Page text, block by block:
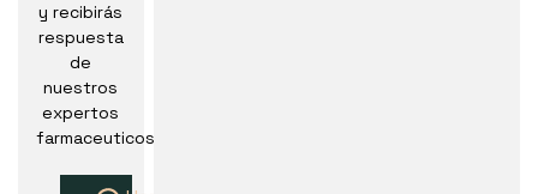
y recibirás
respuesta
de
nuestros
expertos
farmaceuticos